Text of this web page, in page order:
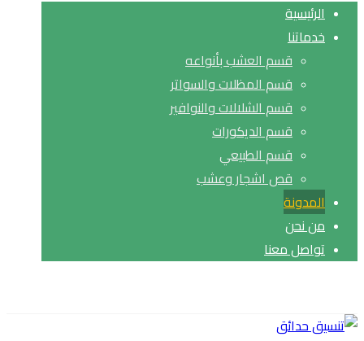
الرئيسية
خدماتنا
قسم العشب بأنواعه
قسم المظلات والسواتر
قسم الشلالات والنوافير
قسم الديكورات
قسم الطبيعي
قص اشجار وعشب
المدونة
من نحن
تواصل معنا